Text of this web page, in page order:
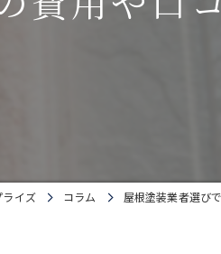
ライズ コラム 屋根塗装業者選び